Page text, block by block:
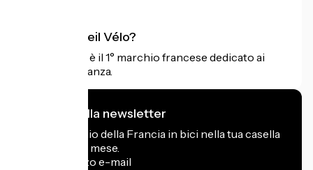
Cos'è Accueil Vélo?
Accueil Vélo è il 1° marchio francese dedicato ai
ciclisti in vacanza.
Mi iscrivo alla newsletter
Ricevi il meglio della Francia in bici nella tua casella
di posta ogni mese.
Il mio indirizzo e-mail